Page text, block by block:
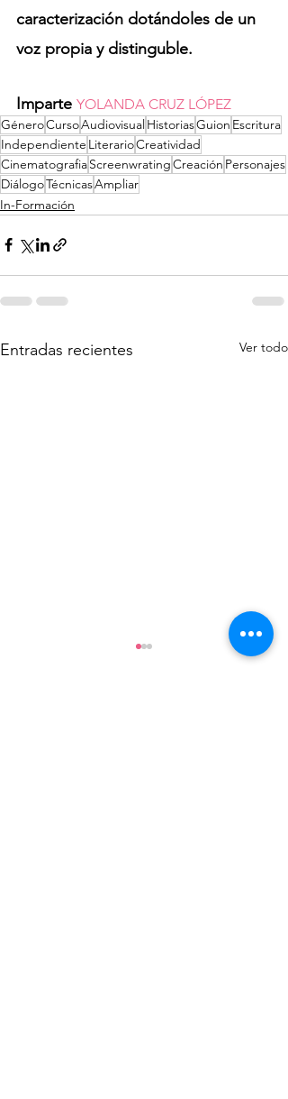
caracterización dotándoles de un
voz propia y distinguble.
Imparte YOLANDA CRUZ LÓPEZ
GéneroCursoAudiovisualHistoriasGuion Escritura
Independiente LiterarioCreatividad
CinematografiaScreenwratingCreación Personajes
DiálogoTécnicasAmpliar
In-Formación
Entradas recientes Ver todo